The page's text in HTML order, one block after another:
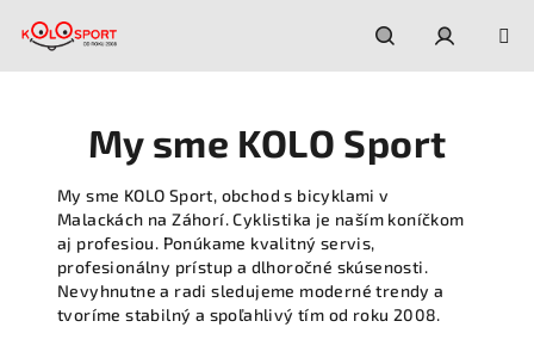
Hľadať
My sme KOLO Sport
My sme KOLO Sport, obchod s bicyklami v
Malackách na Záhorí. Cyklistika je naším koníčkom
aj profesiou. Ponúkame kvalitný servis,
profesionálny prístup a dlhoročné skúsenosti.
Nevyhnutne a radi sledujeme moderné trendy a
tvoríme stabilný a spoľahlivý tím od roku 2008.